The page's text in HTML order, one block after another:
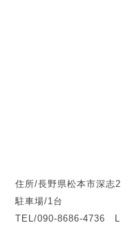
住所/長野県松本市深
駐車場/1台
TEL/090-8686-4736